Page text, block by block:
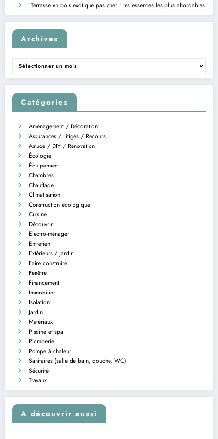
Terrasse en bois exotique pas cher : les essences les plus abordables
Archives
Archives
Catégories
Aménagement / Décoration
Assurances / Litiges / Recours
Astuce / DIY / Rénovation
Écologie
Équipement
Chambres
Chauffage
Climatisation
Construction écologique
Cuisine
Découvrir
Electro-ménager
Entretien
Extérieurs / Jardin
Faire construire
Fenêtre
Financement
Immobilier
Isolation
Jardin
Matériaux
Piscine et spa
Plomberie
Pompe à chaleur
Sanitaires (salle de bain, douche, WC)
Sécurité
Travaux
A découvrir aussi